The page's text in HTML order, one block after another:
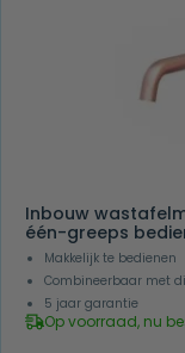
Inbouw
één-greeps
Makkelijk te bedienen
Combineerbaar met
5 jaar garantie
Op voorraad, nu